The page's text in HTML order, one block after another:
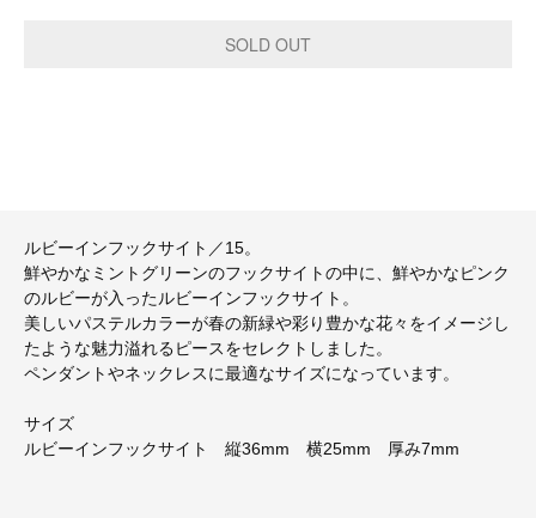
ルビーインフックサイト／15。
鮮やかなミントグリーンのフックサイトの中に、鮮やかなピンク
のルビーが入ったルビーインフックサイト。
美しいパステルカラーが春の新緑や彩り豊かな花々をイメージし
たような魅力溢れるピースをセレクトしました。
ペンダントやネックレスに最適なサイズになっています。
サイズ
ルビーインフックサイト 縦36mm 横25mm 厚み7mm